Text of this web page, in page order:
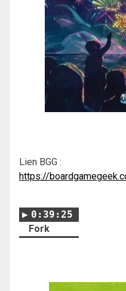
Lien BGG :
https://
0:39:25
Fork